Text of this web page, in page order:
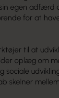
egen adfærd
for at
til at
oplæg om
skelner